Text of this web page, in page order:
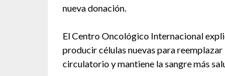
nueva donación.
El Centro Oncológico Internacional
producir células nuevas para
circulatorio y mantiene la sangre más